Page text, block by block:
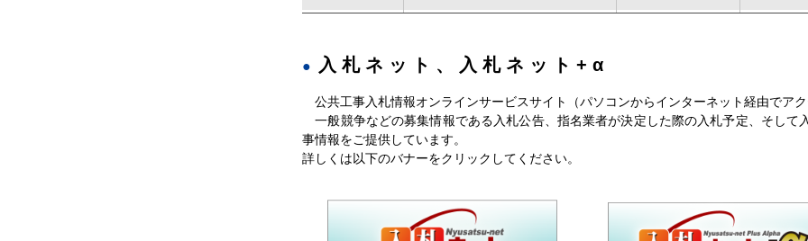
長野県伊那建設事
務所
技術提案型で９月／106ｍのコンポ橋上
長野県施設課
第１期解体を９月／６月補正で4.3億円
措置／赤穂総合学科新校
入札ネット、入札ネット+α
公共工事入札情報オンラインサービスサイト（パソコンからインターネット経由でアク
一般競争などの募集情報である入札公告、指名業者が決定した際の入札予定、そして
事情報をご提供しています。
詳しくは以下のバナーをクリックしてください。